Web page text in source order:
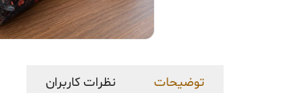
توضیحات نظرات کاربران